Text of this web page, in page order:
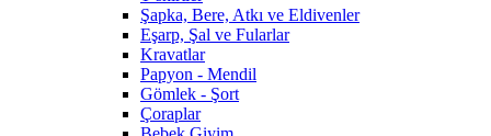
Şapka, Bere, Atkı ve Eldivenler
Eşarp, Şal ve Fularlar
Kravatlar
Papyon - Mendil
Gömlek - Şort
Çoraplar